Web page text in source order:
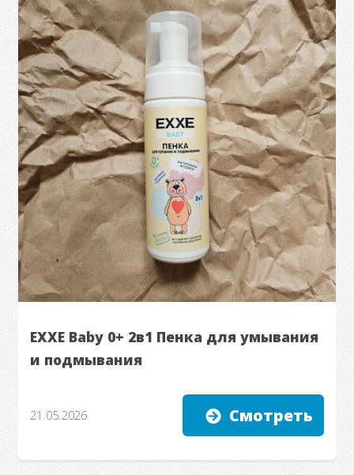
EXXE Baby 0+ 2в1 Пенка для умывания
и подмывания
21.05.2026 Смотреть